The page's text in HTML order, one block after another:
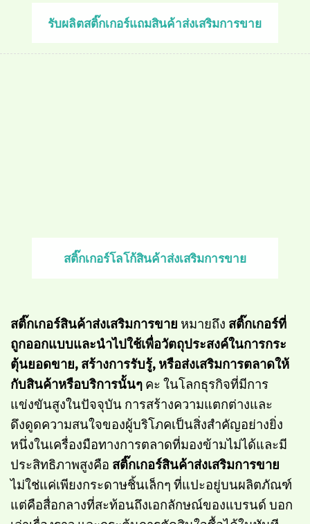
รับผลิตสติ๊กเกอร์แถมสินค้าส่งเสริมการขาย
สติ๊กเกอร์โลโก้สินค้าส่งเสริมการขาย
สติ๊กเกอร์สินค้าส่งเสริมการขาย หมายถึง สติ๊กเกอร์ที่
ถูกออกแบบและนำไปใช้เพื่อวัตถุประสงค์ในการกระ
ตุ้นยอดขาย, สร้างการรับรู้, หรือส่งเสริมการตลาดให้
กับสินค้าหรือบริการนั้นๆ คะ ในโลกธุรกิจที่มีการ
แข่งขันสูงในปัจจุบัน การสร้างความแตกต่างและ
ดึงดูดความสนใจของผู้บริโภคเป็นสิ่งสำคัญอย่างยิ่ง
หนึ่งในเครื่องมือทางการตลาดที่มองข้ามไม่ได้และมี
ประสิทธิภาพสูงคือ สติ๊กเกอร์สินค้าส่งเสริมการขาย
ไม่ใช่แค่เพียงกระดาษชิ้นเล็กๆ ที่แปะอยู่บนผลิตภัณฑ์
แต่คือสื่อกลางที่สะท้อนถึงเอกลักษณ์ของแบรนด์ บอก